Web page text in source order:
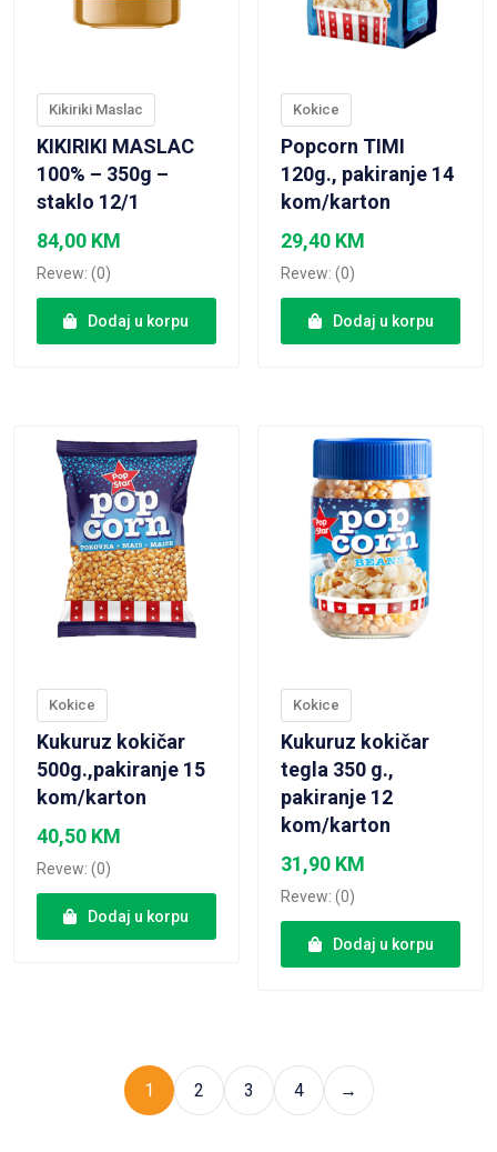
Kikiriki Maslac
KIKIRIKI MASLAC
100% – 350g –
staklo 12/1
84,00 KM
Revew: (0)
Dodaj u korpu
Kokice
Popcorn TIMI
120g., pakiranje 14
kom/karton
29,40 KM
Revew: (0)
Dodaj u korpu
Kokice
Kukuruz kokičar
500g.,pakiranje 15
kom/karton
40,50 KM
Revew: (0)
Dodaj u korpu
Kokice
Kukuruz kokičar
tegla 350 g.,
pakiranje 12
kom/karton
31,90 KM
Revew: (0)
Dodaj u korpu
1 2 3 4 →